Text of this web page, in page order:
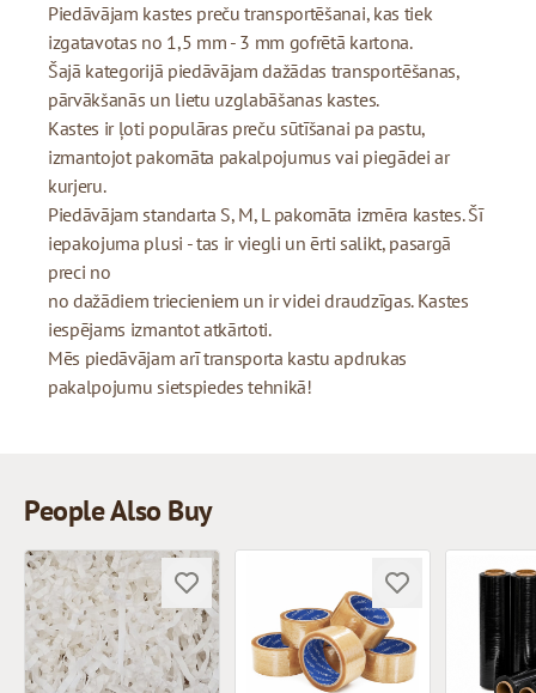
Piedāvājam kastes preču transportēšanai, kas tiek
izgatavotas no 1,5 mm - 3 mm gofrētā kartona.
Šajā kategorijā piedāvājam dažādas transportēšanas,
pārvākšanās un lietu uzglabāšanas kastes.
Kastes ir ļoti populāras preču sūtīšanai pa pastu,
izmantojot pakomāta pakalpojumus vai piegādei ar
kurjeru.
Piedāvājam standarta S, M, L pakomāta izmēra kastes. Šī
iepakojuma plusi - tas ir viegli un ērti salikt, pasargā
preci no
no dažādiem triecieniem un ir videi draudzīgas. Kastes
iespējams izmantot atkārtoti.
Mēs piedāvājam arī transporta kastu apdrukas
pakalpojumu sietspiedes tehnikā!
People Also Buy